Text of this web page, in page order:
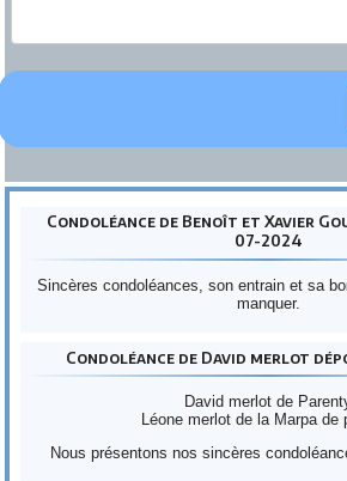
Condoléance de Benoît et Xavier
07-2024
Sincères condoléances, son entrain et sa
manquer.
Condoléance de David merlot
David merlot de
Léone merlot de la Marpa de
Nous présentons nos sincères